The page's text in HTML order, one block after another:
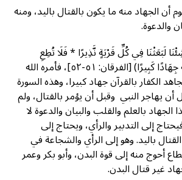
أن الجهاد منه ما يكون بالقتال باليد، ومنه
والدعوة.
لَبَعَثْنَا فِي كُلِّ قَرْيَةٍ نَّذِيرًا * فَلَا تُطِعِ
الْكَافِرِينَ وَجَاهِدْهُم بِهِ جِهَادًا كَبِيرًا) [الفرقان: ٥١-٥٢]، فأمره الله
الكفار بالقرآن جهاد كبيرا، وهذه السورة
يهاجر النبي وقبل أن يؤمر بالقتال، ولم
الجهاد بالعلم والقلب والبيان والدعوة لا
إلى التدبير والرأي، ويحتاج إلى
باليد. وهو إلى الرأي والشجاعة في
أحوج منه إلى قوة البدن، وأبو بكر وعمر
غير قتال البدن.